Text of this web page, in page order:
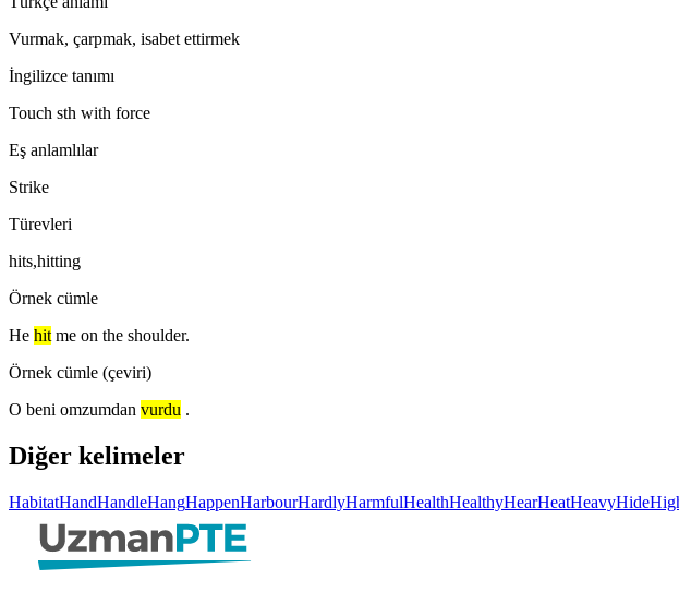
Vurmak, çarpmak, isabet ettirmek
İngilizce tanımı
Touch sth with force
Eş anlamlılar
Strike
Türevleri
hits,hitting
Örnek cümle
He hit me on the shoulder.
Örnek cümle (çeviri)
O beni omzumdan vurdu .
Diğer kelimeler
HabitatHandHandleHangHappenHarbourHardlyHarmfulHealthHealthyHearHeatHeavyHide